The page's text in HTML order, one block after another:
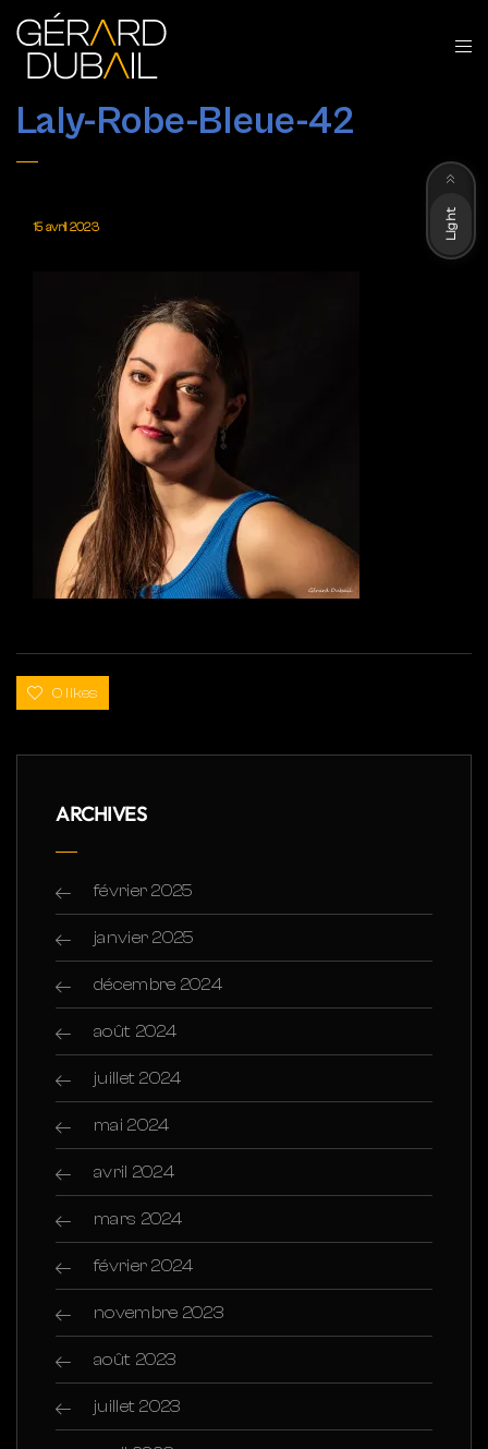
Laly-Robe-Bleue-42
15 avril 2023
0 likes
ARCHIVES
février 2025
janvier 2025
décembre 2024
août 2024
juillet 2024
mai 2024
avril 2024
mars 2024
février 2024
novembre 2023
août 2023
juillet 2023
Light
Dark